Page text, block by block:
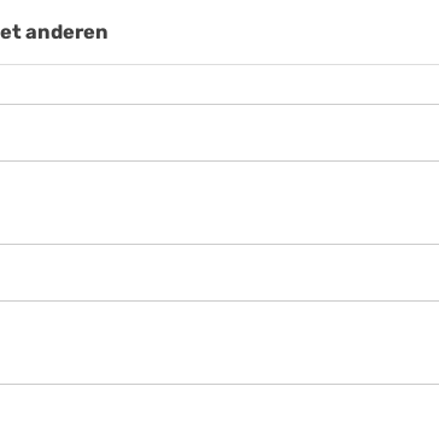
anderen